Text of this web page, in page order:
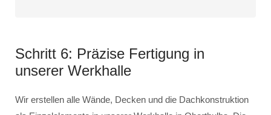
Schritt 6: Präzise Fertigung in
unserer Werkhalle
Wir erstellen alle Wände, Decken und die Dachkonstruktion